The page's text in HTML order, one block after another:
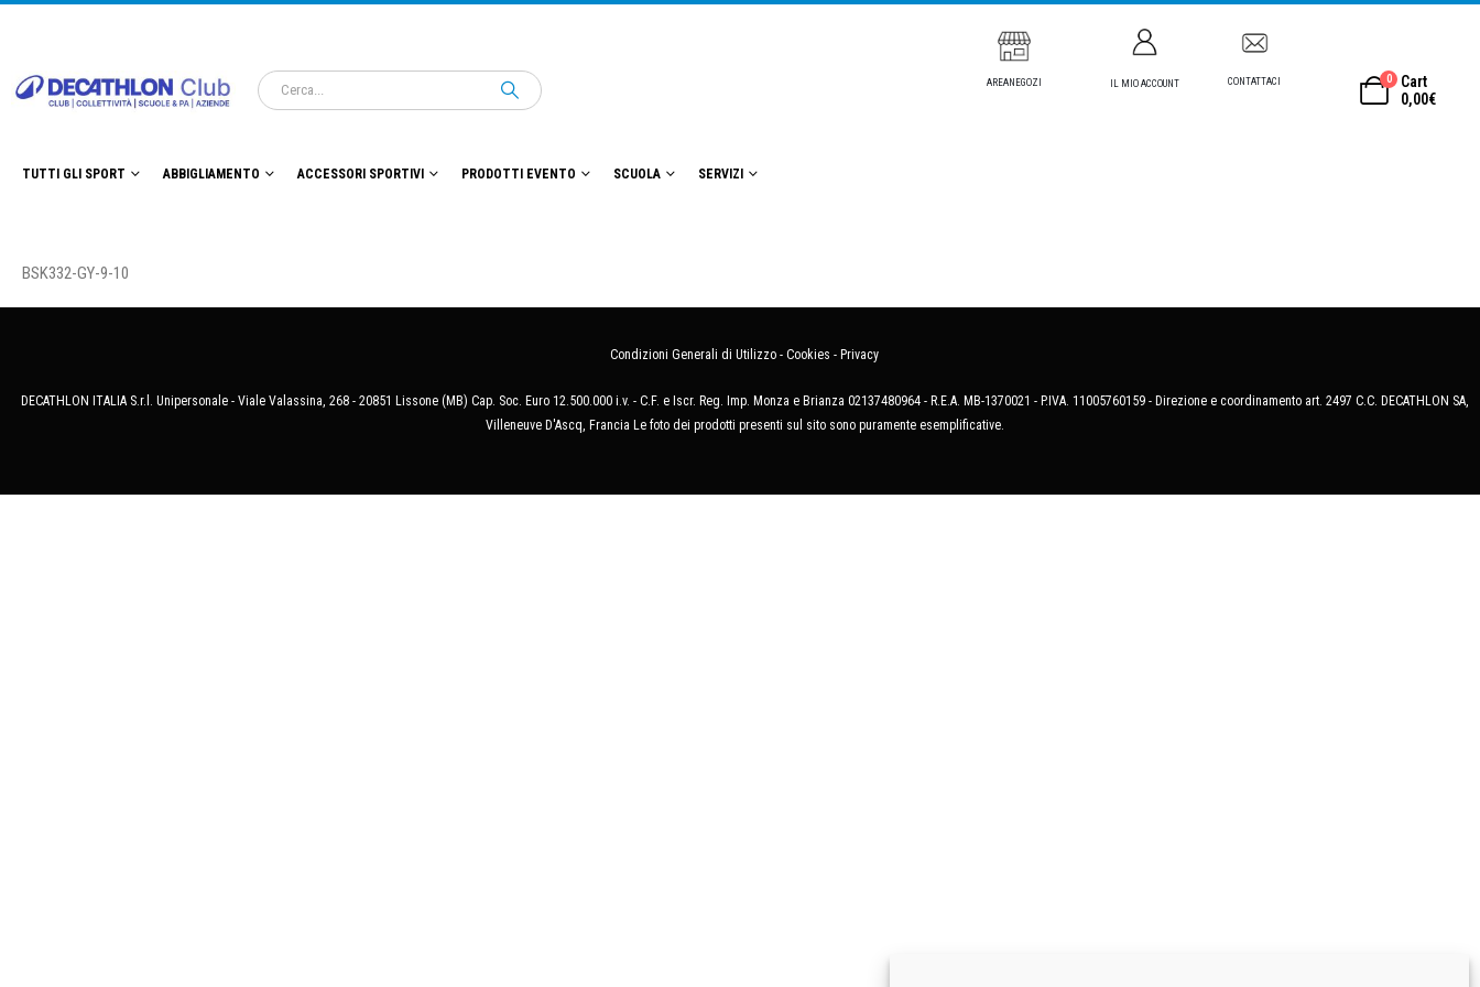
AREANEGOZI IL MIO ACCOUNT CONTATTACI 0
Cart
0,00€
TUTTI GLI SPORT ABBIGLIAMENTO ACCESSORI SPORTIVI PRODOTTI EVENTO SCUOLA SERVIZI
BSK332-GY-9-10
Condizioni Generali di Utilizzo - Cookies - Privacy
DECATHLON ITALIA S.r.l. Unipersonale - Viale Valassina, 268 - 20851 Lissone (MB) Cap. Soc. Euro 12.500.000 i.v. - C.F. e Iscr. Reg. Imp. Monza e Brianza 02137480964 - R.E.A. MB-1370021 - P.IVA. 11005760159 - Direzione e coordinamento art. 2497 C.C. DECATHLON SA,
Villeneuve D'Ascq, Francia Le foto dei prodotti presenti sul sito sono puramente esemplificative.